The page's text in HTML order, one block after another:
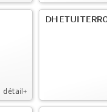
détail+
DH ETUI